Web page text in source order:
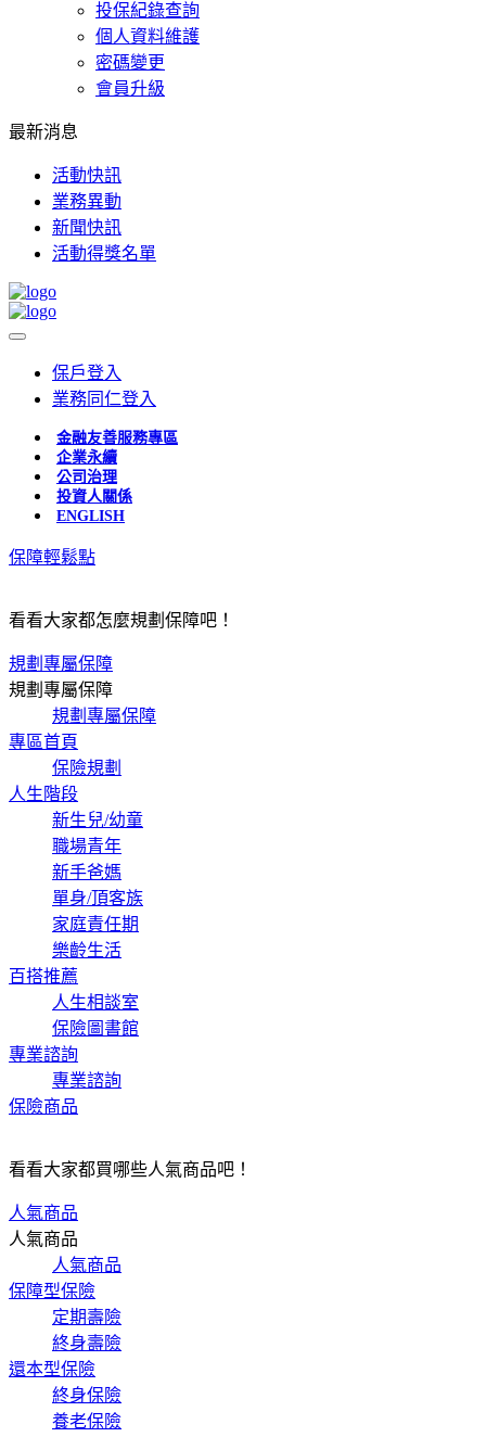
投保紀錄查詢
個人資料維護
密碼變更
會員升級
最新消息
活動快訊
業務異動
新聞快訊
活動得獎名單
保戶登入
業務同仁登入
金融友善服務專區
企業永續
公司治理
投資人關係
ENGLISH
保障輕鬆點
看看大家都怎麼規劃保障吧！
規劃專屬保障
規劃專屬保障
規劃專屬保障
專區首頁
保險規劃
人生階段
新生兒/幼童
職場青年
新手爸媽
單身/頂客族
家庭責任期
樂齡生活
百搭推薦
人生相談室
保險圖書館
專業諮詢
專業諮詢
保險商品
看看大家都買哪些人氣商品吧！
人氣商品
人氣商品
人氣商品
保障型保險
定期壽險
終身壽險
還本型保險
終身保險
養老保險